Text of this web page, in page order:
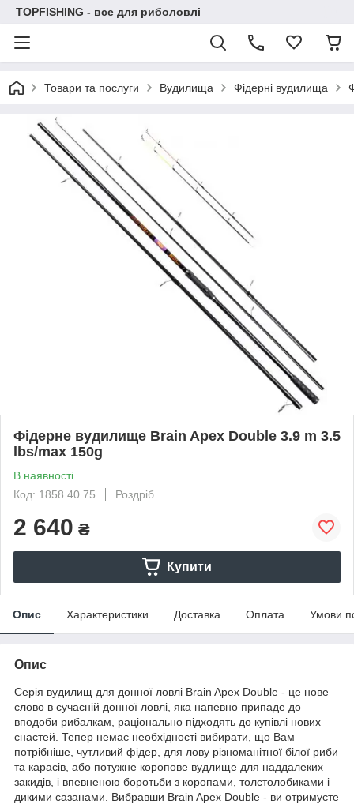
TOPFISHING - все для риболовлі
Товари та послуги Вудилища Фідерні вудилища
Фідерне вудилище Brain Apex Double 3.9 m 3.5
lbs/max 150g
В наявності
Код: 1858.40.75
Роздріб
2 640 ₴
Купити
Опис Характеристики Доставка Оплата Умови
Опис
Серія вудилищ для донної ловлі Brain Apex Double - це нове
слово в сучасній донної ловлі, яка напевно припаде до
вподоби рибалкам, раціонально підходять до купівлі нових
снастей. Тепер немає необхідності вибирати, що Вам
потрібніше, чутливий фідер, для лову різноманітної білої риби
та карасів, або потужне коропове вудлище для наддалеких
закидів, і впевненою боротьби з коропами, толстолобиками і
дикими сазанами. Вибравши Brain Apex Double - ви отримуєте